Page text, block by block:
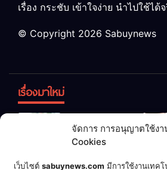
จัดการ การอนุญาตใช้งา
Cookies
เว็บไซต์ sabuynews.com มีการใช้งานเทค
เรื่อง กระชับ เข้าใจง่าย นำไปใช้ได้จ
© Copyright 2026 Sabuynews
เรื่องมาใหม่
ทิ้ง! เปลี่ยน
เป็น “ปุ๋ย
จุลินทรีย์”
เชื่อพ่อแล้ว